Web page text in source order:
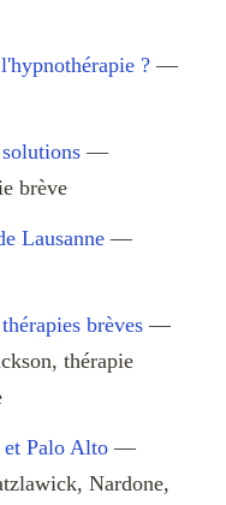
? —
—
brève
Lausanne —
brèves —
thérapie
Palo Alto —
Nardone,